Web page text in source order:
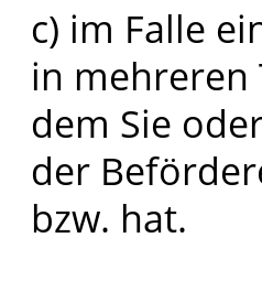
c) im Falle
in mehreren
dem Sie
der
bzw. hat.